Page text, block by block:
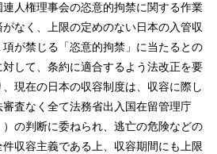
人権理事会の恣意的拘禁に関する作業
なく、上限の定めのない日本の入管収
が禁じる「恣意的拘禁」に当たるとの
して、条約に適合するよう法改正を要
現在の日本の収容制度は、収容に際し
査なく全て法務省出入国在留管理庁
）の判断に委ねられ、逃亡の危険などの
収容主義である上、収容期間にも上限